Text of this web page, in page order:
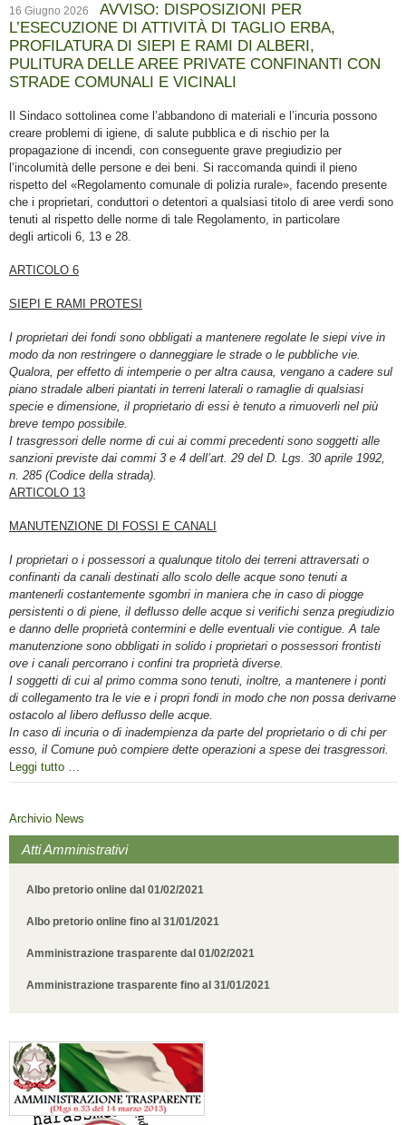
16 Giugno 2026
AVVISO: DISPOSIZIONI PER
L’ESECUZIONE DI ATTIVITÀ DI TAGLIO ERBA,
PROFILATURA DI SIEPI E RAMI DI ALBERI,
PULITURA DELLE AREE PRIVATE CONFINANTI CON
STRADE COMUNALI E VICINALI
Il Sindaco sottolinea come l’abbandono di materiali e l’incuria possono
creare problemi di igiene, di salute pubblica e di rischio per la
propagazione di incendi, con conseguente grave pregiudizio per
l’incolumità delle persone e dei beni. Si raccomanda quindi il pieno
rispetto del «Regolamento comunale di polizia rurale», facendo presente
che i proprietari, conduttori o detentori a qualsiasi titolo di aree verdi sono
tenuti al rispetto delle norme di tale Regolamento, in particolare
degli articoli 6, 13 e 28.
ARTICOLO 6
SIEPI E RAMI PROTESI
I proprietari dei fondi sono obbligati a mantenere regolate le siepi vive in
modo da non restringere o danneggiare le strade o le pubbliche vie.
Qualora, per effetto di intemperie o per altra causa, vengano a cadere sul
piano stradale alberi piantati in terreni laterali o ramaglie di qualsiasi
specie e dimensione, il proprietario di essi è tenuto a rimuoverli nel più
breve tempo possibile.
I trasgressori delle norme di cui ai commi precedenti sono soggetti alle
sanzioni previste dai commi 3 e 4 dell’art. 29 del D. Lgs. 30 aprile 1992,
n. 285 (Codice della strada).
ARTICOLO 13
MANUTENZIONE DI FOSSI E CANALI
I proprietari o i possessori a qualunque titolo dei terreni attraversati o
confinanti da canali destinati allo scolo delle acque sono tenuti a
mantenerli costantemente sgombri in maniera che in caso di piogge
persistenti o di piene, il deflusso delle acque si verifichi senza pregiudizio
e danno delle proprietà contermini e delle eventuali vie contigue. A tale
manutenzione sono obbligati in solido i proprietari o possessori frontisti
ove i canali percorrano i confini tra proprietà diverse.
I soggetti di cui al primo comma sono tenuti, inoltre, a mantenere i ponti
di collegamento tra le vie e i propri fondi in modo che non possa derivarne
ostacolo al libero deflusso delle acque.
In caso di incuria o di inadempienza da parte del proprietario o di chi per
esso, il Comune può compiere dette operazioni a spese dei trasgressori.
Leggi tutto …
Archivio News
Atti Amministrativi
Albo pretorio online dal 01/02/2021
Albo pretorio online fino al 31/01/2021
Amministrazione trasparente dal 01/02/2021
Amministrazione trasparente fino al 31/01/2021